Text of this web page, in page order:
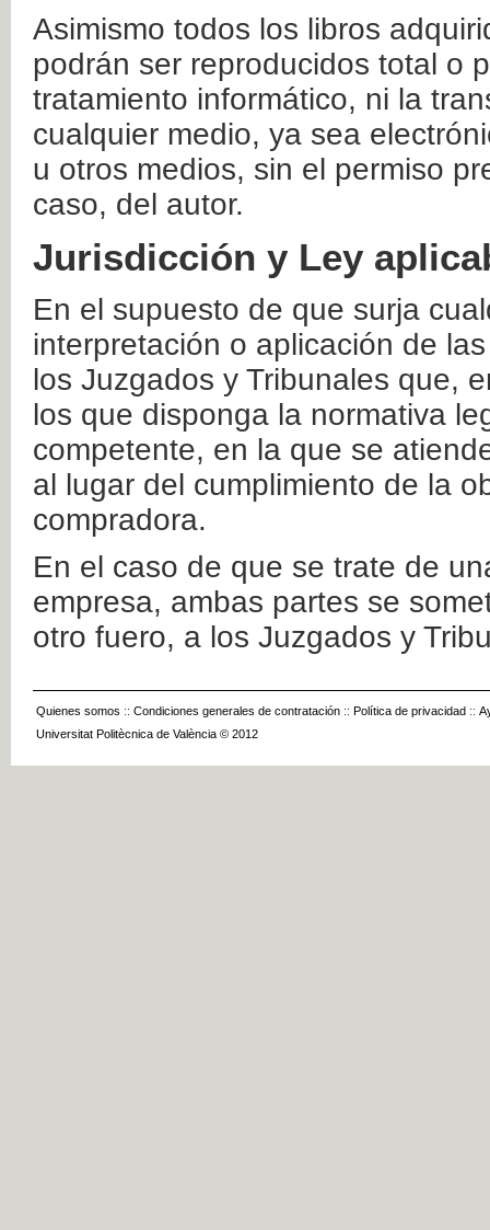
Asimismo todos los libros
podrán ser reproducidos total o
tratamiento informático, ni la
cualquier medio, ya sea
u otros medios, sin el permiso
caso, del autor.
Jurisdicción y Ley
En el supuesto de que surja
interpretación o aplicación de
los Juzgados y Tribunales que,
los que disponga la normativa
competente, en la que se
al lugar del cumplimiento de la
compradora.
En el caso de que se trate de
empresa, ambas partes se
otro fuero, a los Juzgados y
Quienes somos :: Condiciones generales de contratación :: Política de privacidad ::
Universitat Politècnica de València © 2012